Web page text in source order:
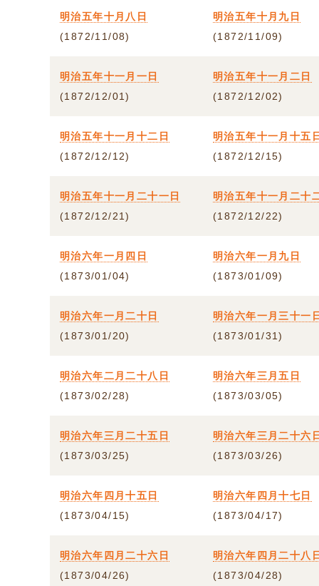
明治五年十月八日
(1872/11/08)
明治五年十月九日
(1872/11/09)
明治五年十一月一日
(1872/12/01)
明治五年十一月二日
(1872/12/02)
明治五年十一月十二日
(1872/12/12)
明治五年十一月十五
(1872/12/15)
明治五年十一月二十一日
(1872/12/21)
明治五年十一月二十
(1872/12/22)
明治六年一月四日
(1873/01/04)
明治六年一月九日
(1873/01/09)
明治六年一月二十日
(1873/01/20)
明治六年一月三十一
(1873/01/31)
明治六年二月二十八日
(1873/02/28)
明治六年三月五日
(1873/03/05)
明治六年三月二十五日
(1873/03/25)
明治六年三月二十六
(1873/03/26)
明治六年四月十五日
(1873/04/15)
明治六年四月十七日
(1873/04/17)
明治六年四月二十六日
(1873/04/26)
明治六年四月二十八
(1873/04/28)